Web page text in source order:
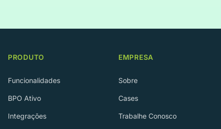
PRODUTO
Funcionalidades
BPO Ativo
Integrações
EMPRESA
Sobre
Cases
Trabalhe Conosco